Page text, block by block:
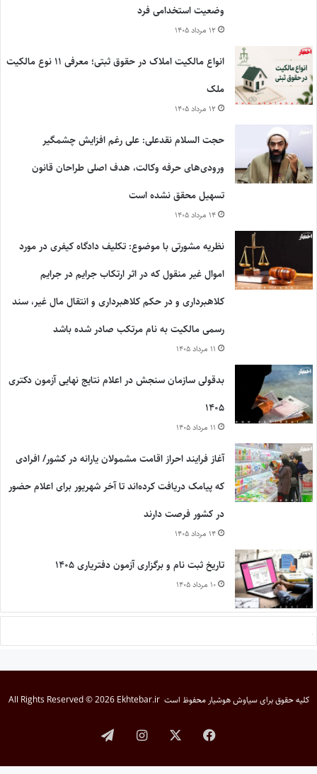
وضعیت استخدامی فرد
۱۲ مرداد ۱۴۰۵
انواع مالکیت املاک در حقوق ثبتی؛ معرفی ۱۱ نوع مالکیت
ملک
۱۲ مرداد ۱۴۰۵
حجت السلام نقدعلی: علی رغم افزایش چشمگیر
ورودی‌های حرفه وکالت، هدف اصلی طراحان قانون
تسهیل محقق نشده است
۱۴ مرداد ۱۴۰۵
نظریه مشورتی با موضوع: تکلیف دادگاه کیفری در مورد
اموال غیر منقول که در اثر ارتکاب جرایم در جرایم
کلاهبرداری و در حکم کلاهبرداری و انتقال مال غیر، سند
رسمی مالکیت به نام مرتکب صادر شده باشد
۱۱ مرداد ۱۴۰۵
بدقولی سازمان سنجش در اعلام نتایج نهایی آزمون دکتری
۱۴۰۵
۱۱ مرداد ۱۴۰۵
آغاز فرایند احراز اقامت مشمولان یارانه در کشور/ افرادی
که پیامک دریافت کرده‌اند تا آخر شهریور برای اعلام حضور
در کشور فرصت دارند
۱۴ مرداد ۱۴۰۵
تاریخ ثبت نام و برگزاری آزمون دفتریاری ۱۴۰۵
۱۰ مرداد ۱۴۰۵
کلیه حقوق برایسیاوش هوشیار محفوظ است All Rights Reserved © 2026 Ekhtebar.ir